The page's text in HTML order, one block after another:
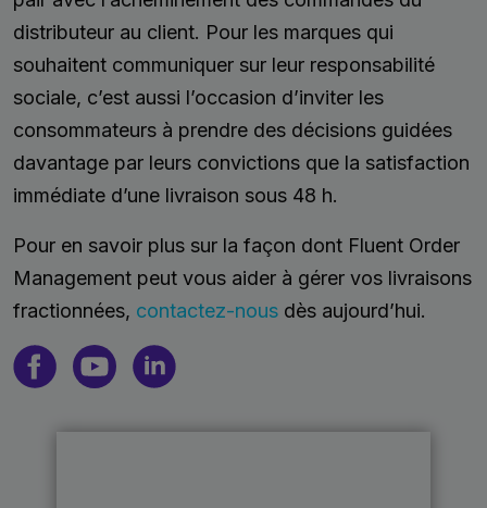
distributeur au client. Pour les marques qui
souhaitent communiquer sur leur responsabilité
sociale, c’est aussi l’occasion d’inviter les
consommateurs à prendre des décisions guidées
davantage par leurs convictions que la satisfaction
immédiate d’une livraison sous 48 h.
Pour en savoir plus sur la façon dont Fluent Order
Management peut vous aider à gérer vos livraisons
fractionnées, contactez-nous dès aujourd’hui.